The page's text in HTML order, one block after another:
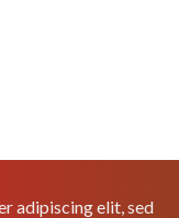
adipiscing elit, sed